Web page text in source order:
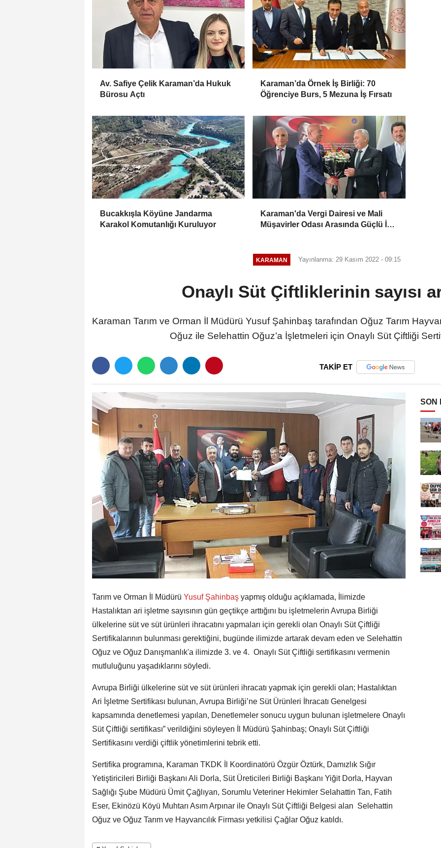
Av. Safiye Çelik Karaman’da Hukuk
Bürosu Açtı
Karaman’da Örnek İş Birliği: 70
Öğrenciye Burs, 5 Mezuna İş Fırsatı
Bucakkışla Köyüne Jandarma
Karakol Komutanlığı Kuruluyor
Karaman'da Vergi Dairesi ve Mali
Müşavirler Odası Arasında Güçlü İş
KARAMAN Yayınlanma: 29 Kasım 2022 - 09:15
Onaylı Süt Çiftliklerinin sayısı
Karaman Tarım ve Orman İl Müdürü Yusuf Şahinbaş tarafından Oğuz Tarım
Oğuz ile Selehattin Oğuz’a İşletmeleri için Onaylı Süt Çiftliği
TAKİP ET
Tarım ve Orman İl Müdürü Yusuf Şahinbaş yapmış olduğu açıklamada, İlimizde
Hastalıktan ari işletme sayısının gün geçtikçe arttığını bu işletmelerin Avrupa Birliği
ülkelerine süt ve süt ürünleri ihracatını yapmaları için gerekli olan Onaylı Süt Çiftliği
Sertifikalarının bulunması gerektiğini, bugünde ilimizde artarak devam eden ve Selehattin
Oğuz ve Oğuz Danışmanlık'a ilimizde 3. ve 4. Onaylı Süt Çiftliği sertifikasını vermenin
mutluluğunu yaşadıklarını söyledi.
Avrupa Birliği ülkelerine süt ve süt ürünleri ihracatı yapmak için gerekli olan; Hastalıktan
Ari İşletme Sertifikası bulunan, Avrupa Birliği’ne Süt Ürünleri İhracatı Genelgesi
kapsamında denetlemesi yapılan, Denetlemeler sonucu uygun bulunan işletmelere Onaylı
Süt Çiftliği sertifikası” verildiğini söyleyen İl Müdürü Şahinbaş; Onaylı Süt Çiftliği
Sertifikasını verdiği çiftlik yönetimlerini tebrik etti.
Sertifika programına, Karaman TKDK İl Koordinatörü Özgür Öztürk, Damızlık Sığır
Yetiştiricileri Birliği Başkanı Ali Dorla, Süt Üreticileri Birliği Başkanı Yiğit Dorla, Hayvan
Sağlığı Şube Müdürü Ümit Çağlıyan, Sorumlu Veteriner Hekimler Selahattin Tan, Fatih
Eser, Ekinözü Köyü Muhtarı Asım Arpınar ile Onaylı Süt Çiftliği Belgesi alan Selehattin
Oğuz ve Oğuz Tarım ve Hayvancılık Firması yetkilisi Çağlar Oğuz katıldı.
SON